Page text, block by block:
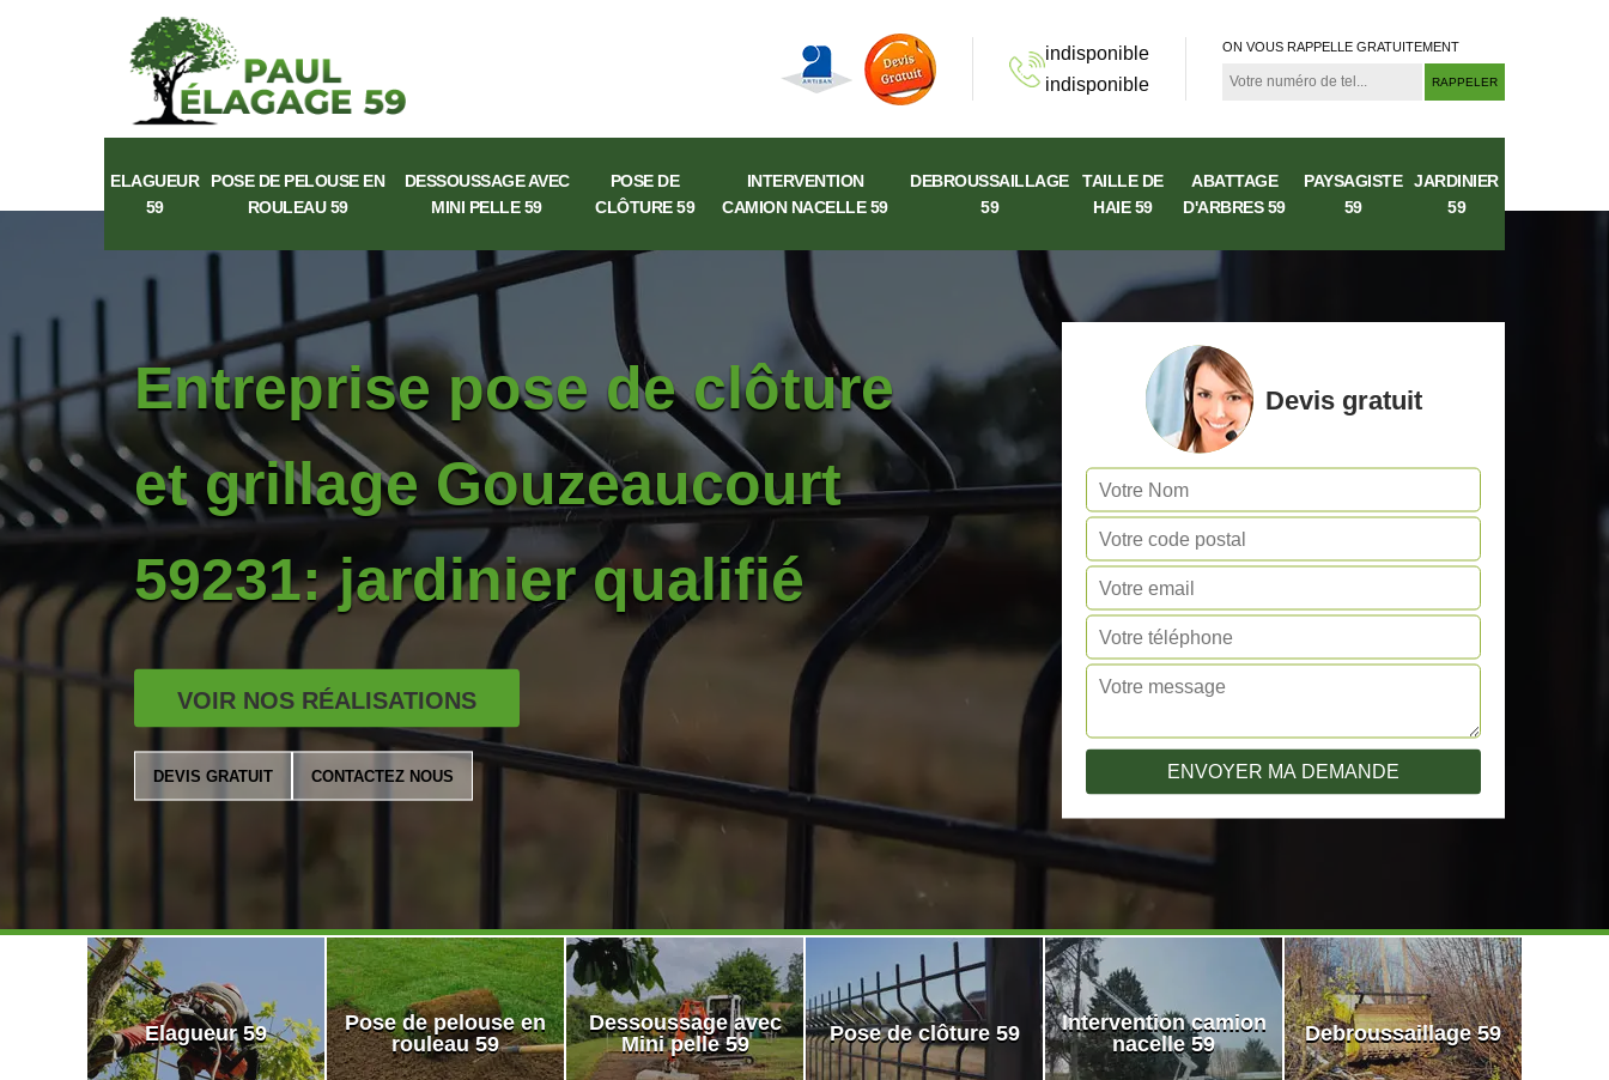
indisponible
indisponible
ON VOUS RAPPELLE GRATUITEMENT
ELAGUEUR
59
POSE DE PELOUSE EN
ROULEAU 59
DESSOUSSAGE AVEC
MINI PELLE 59
POSE DE
CLÔTURE 59
INTERVENTION
CAMION NACELLE 59
DEBROUSSAILLAGE
59
TAILLE DE
HAIE 59
ABATTAGE
D'ARBRES 59
PAYSAGISTE
59
JARDINIER
59
Entreprise pose de clôture
et grillage Gouzeaucourt
59231: jardinier qualifié
VOIR NOS RÉALISATIONS
DEVIS GRATUIT CONTACTEZ NOUS
Devis gratuit
Elagueur 59
Pose de pelouse en
rouleau 59
Dessoussage avec
Mini pelle 59
Pose de clôture 59
Intervention camion
nacelle 59
Debroussaillage 59